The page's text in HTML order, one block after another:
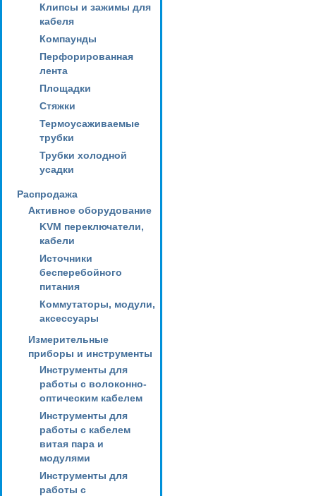
Клипсы и зажимы для
кабеля
Компаунды
Перфорированная
лента
Площадки
Стяжки
Термоусаживаемые
трубки
Трубки холодной
усадки
Распродажа
Активное оборудование
KVM переключатели,
кабели
Источники
бесперебойного
питания
Коммутаторы, модули,
аксессуары
Измерительные
приборы и инструменты
Инструменты для
работы с волоконно-
оптическим кабелем
Инструменты для
работы с кабелем
витая пара и
модулями
Инструменты для
работы с